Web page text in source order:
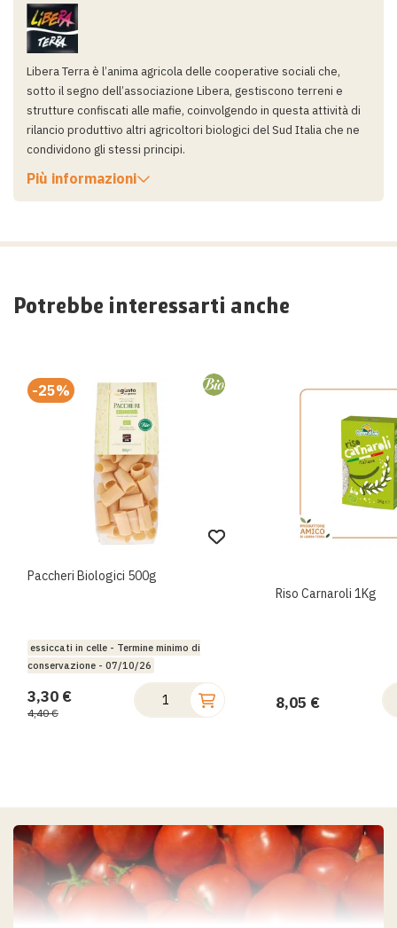
Libera Terra è l’anima agricola delle cooperative sociali che,
sotto il segno dell’associazione Libera, gestiscono terreni e
strutture confiscati alle mafie, coinvolgendo in questa attività di
rilancio produttivo altri agricoltori biologici del Sud Italia che ne
condividono gli stessi principi.
Più informazioni
Potrebbe interessarti anche
Paccheri Biologici 500g
essiccati in celle - Termine minimo di
conservazione - 07/10/26
-25%
3,30 €
4,40 €
Riso Carnaroli 1Kg
8,05 €
contenuto